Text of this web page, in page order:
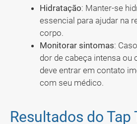
Hidratação: Manter-se
essencial para ajudar na
corpo.
Monitorar sintomas:
dor de cabeça intensa ou
deve entrar em contato
com seu médico.
Resultados do Tap